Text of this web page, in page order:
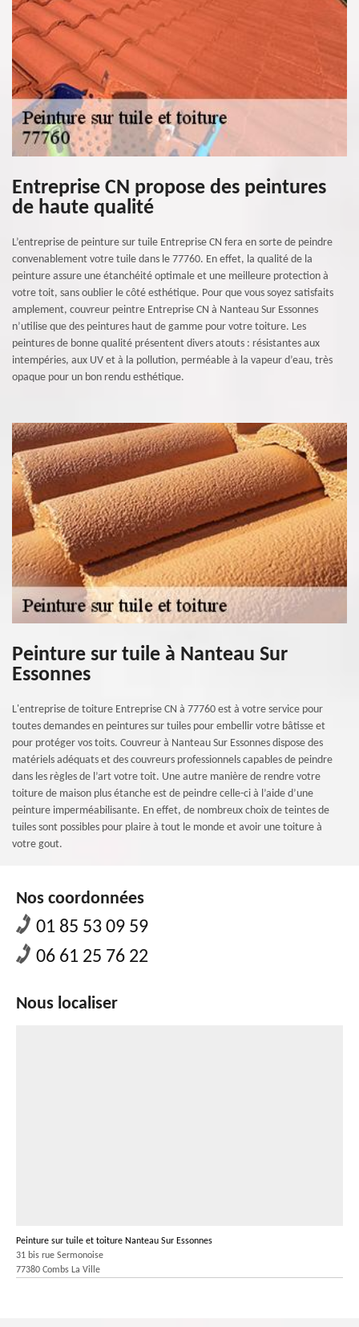
Entreprise CN propose des peintures
de haute qualité
L’entreprise de peinture sur tuile Entreprise CN fera en sorte de peindre
convenablement votre tuile dans le 77760. En effet, la qualité de la
peinture assure une étanchéité optimale et une meilleure protection à
votre toit, sans oublier le côté esthétique. Pour que vous soyez satisfaits
amplement, couvreur peintre Entreprise CN à Nanteau Sur Essonnes
n’utilise que des peintures haut de gamme pour votre toiture. Les
peintures de bonne qualité présentent divers atouts : résistantes aux
intempéries, aux UV et à la pollution, perméable à la vapeur d’eau, très
opaque pour un bon rendu esthétique.
Peinture sur tuile à Nanteau Sur
Essonnes
L'entreprise de toiture Entreprise CN à 77760 est à votre service pour
toutes demandes en peintures sur tuiles pour embellir votre bâtisse et
pour protéger vos toits. Couvreur à Nanteau Sur Essonnes dispose des
matériels adéquats et des couvreurs professionnels capables de peindre
dans les règles de l’art votre toit. Une autre manière de rendre votre
toiture de maison plus étanche est de peindre celle-ci à l’aide d’une
peinture imperméabilisante. En effet, de nombreux choix de teintes de
tuiles sont possibles pour plaire à tout le monde et avoir une toiture à
votre gout.
Nos coordonnées
01 85 53 09 59
06 61 25 76 22
Nous localiser
Peinture sur tuile et toiture Nanteau Sur Essonnes
31 bis rue Sermonoise
77380 Combs La Ville